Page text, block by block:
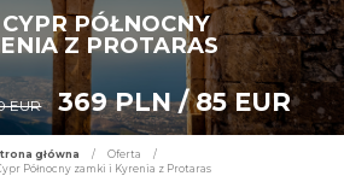
PÓŁNOCNY
Z PROTARAS
EUR 369 PLN / 85 EUR
główna / Oferta
/
Północny zamki i Kyrenia z Protaras